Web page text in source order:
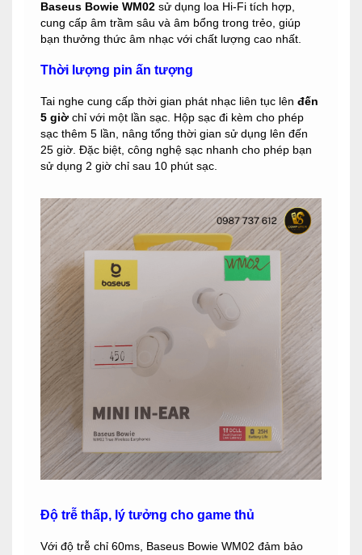
Baseus Bowie WM02 sử dụng loa Hi-Fi tích hợp,
cung cấp âm trầm sâu và âm bổng trong trẻo, giúp
bạn thưởng thức âm nhạc với chất lượng cao nhất.
Thời lượng pin ấn tượng
Tai nghe cung cấp thời gian phát nhạc liên tục lên đến
5 giờ chỉ với một lần sạc. Hộp sạc đi kèm cho phép
sạc thêm 5 lần, nâng tổng thời gian sử dụng lên đến
25 giờ. Đặc biệt, công nghệ sạc nhanh cho phép bạn
sử dụng 2 giờ chỉ sau 10 phút sạc.
Độ trễ thấp, lý tưởng cho game thủ
Với độ trễ chỉ 60ms, Baseus Bowie WM02 đảm bảo